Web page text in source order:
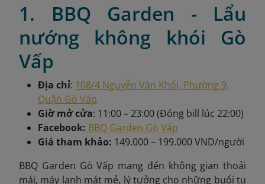
1. BBQ Garden - Lẩu
nướng không khói Gò
Vấp
Địa chỉ: 108/4 Nguyễn Văn Khối, Phường 9,
Quận Gò Vấp
Giờ mở cửa: 11:00 – 23:00 (Đóng bill lúc 22:00)
Facebook: BBQ Garden Gò Vấp
Giá tham khảo: 149.000 – 199.000 VND/người
BBQ Garden Gò Vấp mang đến không gian thoải
mái, máy lạnh mát mẻ, lý tưởng cho những buổi tụ